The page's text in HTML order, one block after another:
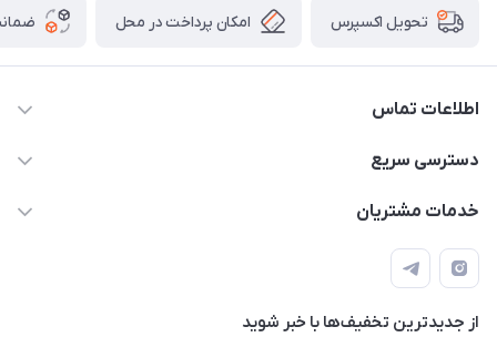
تحویل اکسپرس امکان پرداخت در محل
اطلاعات تماس
03538252575
اینترنتی یزدانا
دسترسی سریع
حساب کاربری
لیست محصولات
درباره ما
خدمات مشتریان
راهنمای ثبت سفارش
حریم خصوصی
سوالات متداول
از جدید‌ترین تخفیف‌ها با‌ خبر شوید